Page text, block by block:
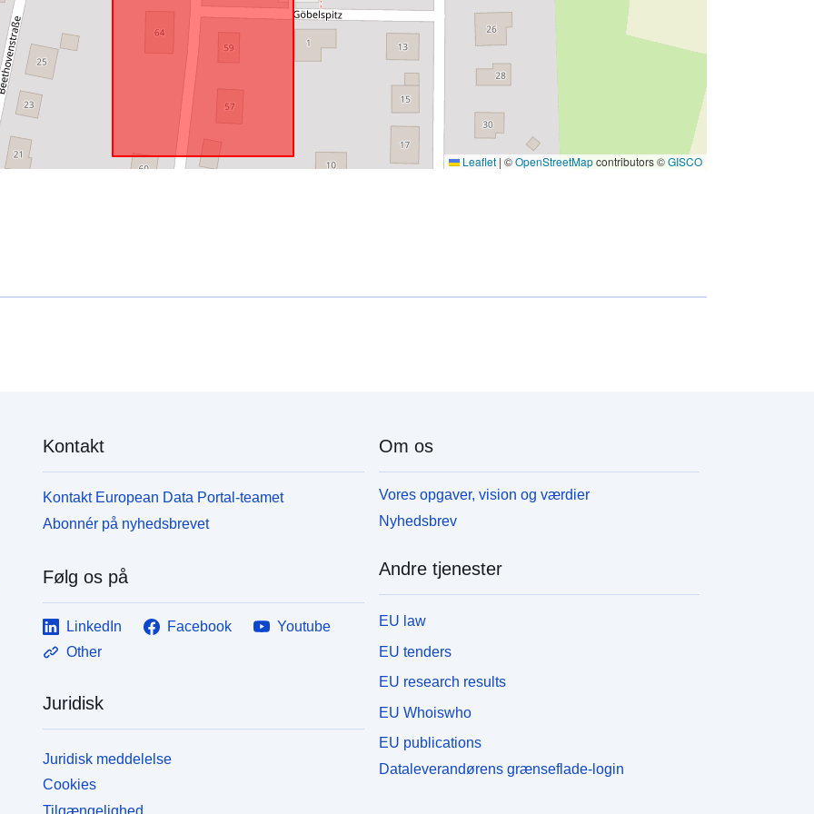
Leaflet | ©OpenStreetMapcontributors ©GISCO
Kontakt
Kontakt European Data Portal-teamet
Abonnér på nyhedsbrevet
Følg os på
LinkedIn Facebook
Youtube
Other
Juridisk
Juridisk meddelelse
Cookies
Tilgængelighed
Om os
Vores opgaver, vision og værdier
Nyhedsbrev
Andre tjenester
EU law
EU tenders
EU research results
EU Whoiswho
EU publications
Dataleverandørens grænseflade-login